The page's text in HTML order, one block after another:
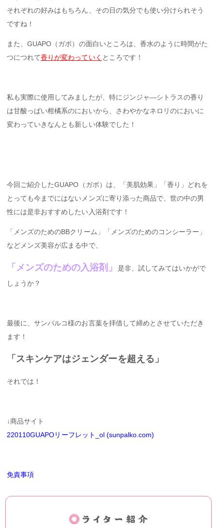
それぞれの好みはもちろん、その日の気分でも使い分けられそう
ですね！
また、GUAPO（ガポ）の面白いところは、香水のように時間がた
つにつれて香りが変わっていく ところです！
私も実際に使用してみましたが、特にジンジャ―シトラスの香り
は甘酸っぱい柑橘系のにおいから、さわやかなネロリのにおいに
変わっていきなんとも新しい体験でした！
今回ご紹介したGUAPO（ガポ）は、「美肌効果」「香り」どれを
とっても今までにはないメンズに寄り添った商品で、世の中の男
性には是非おすすめしたい入浴剤です！
「メンズのためのBBクリーム」「メンズのためのコンシーラー」
などメンズ美容が広まる中で、
「メンズのための入浴剤」
是非、試してみてはいかがで
しょうか？
最後に、サンパルコ様のお言葉を拝借して締めとさせていただき
ます！
「スキンケアはジェンダーを超える」
それでは！
↓商品サイト
220110GUAPOリーフレット_ol (sunpalko.com)
免責事項